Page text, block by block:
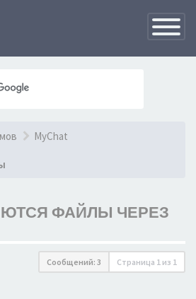
MyChat
ФАЙЛЫ ЧЕРЕЗ
Сообщений: 3 Страница 1 из 1